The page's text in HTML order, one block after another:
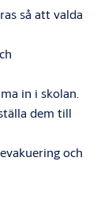
så att valda
in i skolan.
dem till
och